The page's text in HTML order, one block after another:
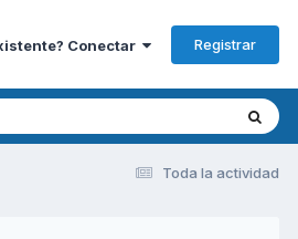
Conectar Registrar
Toda la actividad